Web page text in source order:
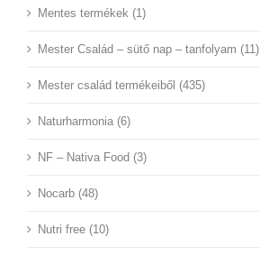
Mentes termékek (1)
Mester Család – sütő nap – tanfolyam (11)
Mester család termékeiből (435)
Naturharmonia (6)
NF – Nativa Food (3)
Nocarb (48)
Nutri free (10)